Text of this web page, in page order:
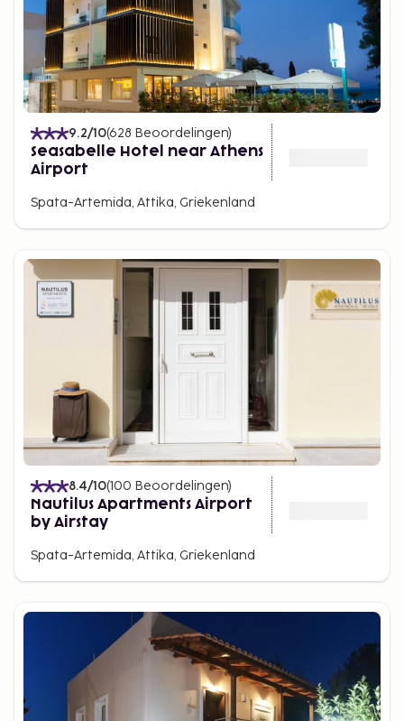
9.2/10(628 Beoordelingen)
Seasabelle Hotel near Athens
Airport
Spata-Artemida, Attika, Griekenland
8.4/10(100 Beoordelingen)
Nautilus Apartments Airport
by Airstay
Spata-Artemida, Attika, Griekenland